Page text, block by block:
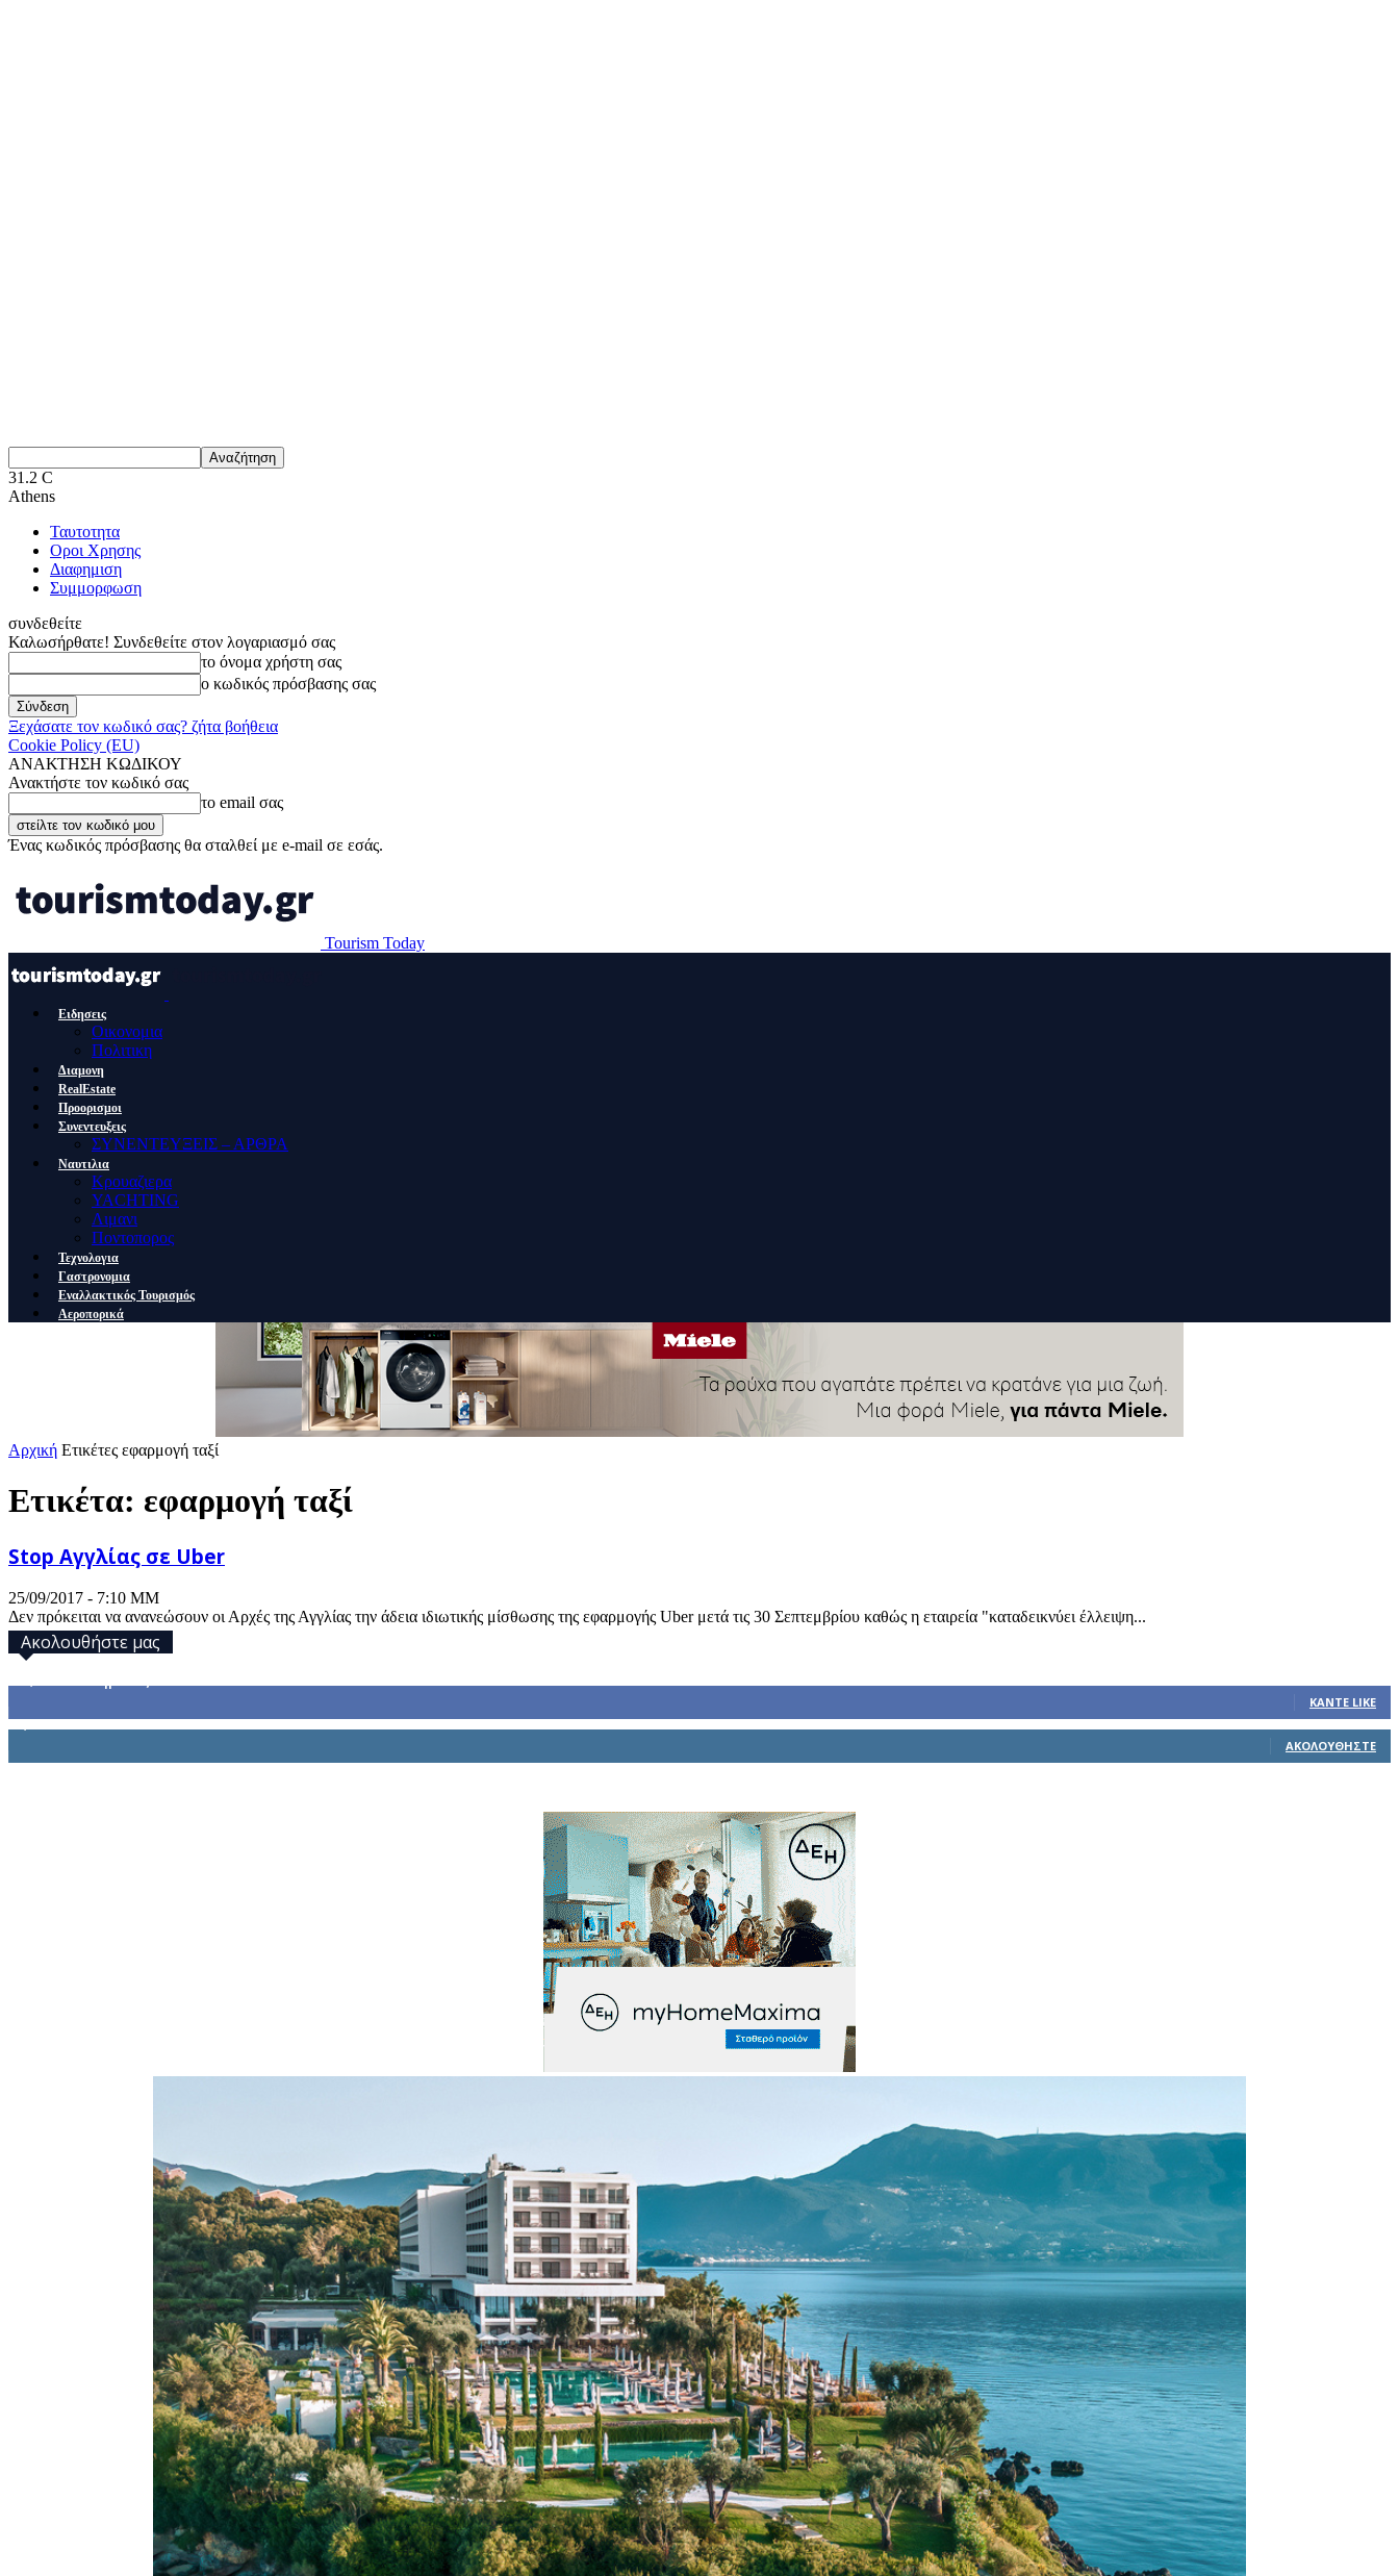
31.2 C
Athens
Ταυτοτητα
Οροι Χρησης
Διαφημιση
Συμμορφωση
συνδεθείτε
Καλωσήρθατε! Συνδεθείτε στον λογαριασμό σας
το όνομα χρήστη σας
ο κωδικός πρόσβασης σας
Ξεχάσατε τον κωδικό σας? ζήτα βοήθεια
Cookie Policy (EU)
ΑΝΑΚΤΗΣΗ ΚΩΔΙΚΟΥ
Ανακτήστε τον κωδικό σας
το email σας
Ένας κωδικός πρόσβασης θα σταλθεί με e-mail σε εσάς.
Tourism Today
Ειδησεις
Οικονομια
Πολιτικη
Διαμονη
RealEstate
Προορισμοι
Συνεντευξεις
ΣΥΝΕΝΤΕΥΞΕΙΣ – ΑΡΘΡΑ
Ναυτιλια
Κρουαζιερα
YACHTING
Λιμανι
Ποντοπορος
Τεχνολογια
Γαστρονομια
Εναλλακτικός Τουρισμός
Αεροπορικά
Αρχική Ετικέτες εφαρμογή ταξί
Ετικέτα: εφαρμογή ταξί
Stop Αγγλίας σε Uber
25/09/2017 - 7:10 ΜΜ
Δεν πρόκειται να ανανεώσουν οι Αρχές της Αγγλίας την άδεια ιδιωτικής μίσθωσης της εφαρμογής Uber μετά τις 30 Σεπτεμβρίου καθώς η εταιρεία "καταδεικνύει έλλειψη...
Ακολουθήστε μας
ΚΆΝΤΕ LIKE
1,914 Ακόλουθοι
ΑΚΟΛΟΥΘΉΣΤΕ